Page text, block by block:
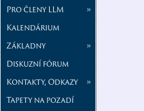
Pro členy LLM
»
Kalendárium
Základny
»
Diskuzní fórum
Kontakty, Odkazy
»
Tapety na pozadí